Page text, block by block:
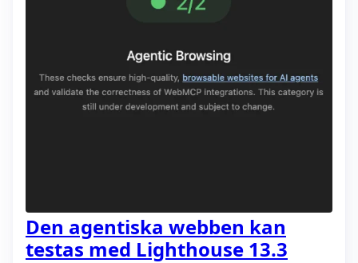
Den agentiska webben kan
testas med Lighthouse 13.3